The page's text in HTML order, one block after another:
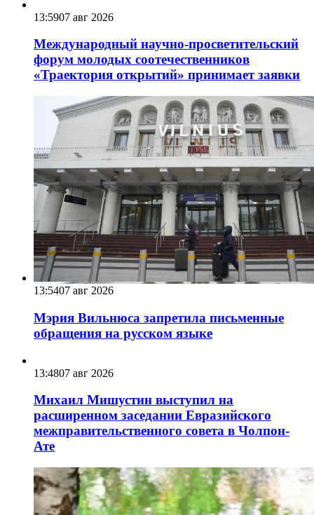
13:5907 авг 2026
Международный научно-просветительский
форум молодых соотечественников
«Траектория открытий» принимает заявки
13:5407 авг 2026
Мэрия Вильнюса запретила письменные
обращения на русском языке
13:4807 авг 2026
Михаил Мишустин выступил на
расширенном заседании Евразийского
межправительственного совета в Чолпон-
Ате